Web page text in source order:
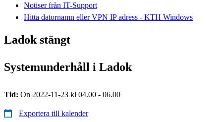
Notiser från IT-Support
Hitta datornamn eller VPN IP adress - KTH Windows
Ladok stängt
Systemunderhåll i Ladok
Tid: On 2022-11-23 kl 04.00 - 06.00
Exportera till kalender